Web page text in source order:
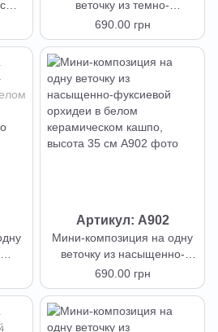
веточку из темно-
фуксиевой в крапинку
орхидеи в белом
высота 35 см
690.00 грн
Артикул: А902
Мини-композиция на одну
веточку из насыщенно-
фуксиевой орхидеи в
белом керамическом
690.00 грн